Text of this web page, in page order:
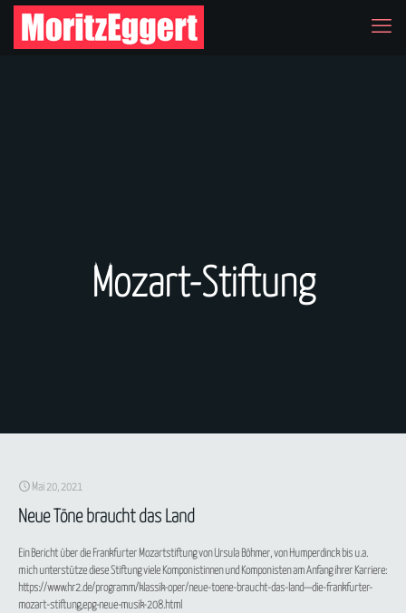
Mozart-Stiftung
Mai 20, 2021
Neue Töne braucht das Land
Ein Bericht über die Frankfurter Mozartstiftung von Ursula Böhmer, von Humperdinck bis u.a.
mich unterstütze diese Stiftung viele Komponistinnen und Komponisten am Anfang ihrer Karriere:
https://www.hr2.de/programm/klassik-oper/neue-toene-braucht-das-land—die-frankfurter-
mozart-stiftung,epg-neue-musik-208.html